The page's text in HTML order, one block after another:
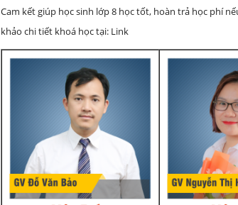
Cam kết giúp học sinh lớp 8 học tốt, hoàn trả học phí
khảo chi tiết khoá học tại: Link